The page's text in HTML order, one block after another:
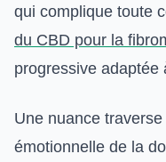
qui complique toute
du CBD pour la
progressive adaptée
Une nuance
émotionnelle de la